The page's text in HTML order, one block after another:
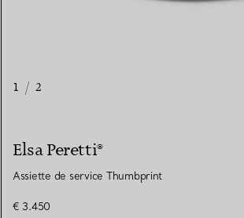
1 / 2
Elsa Peretti®
Assiette de service Thumbprint
€ 3.450